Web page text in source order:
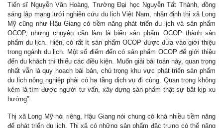
Tiến sĩ Nguyễn Văn Hoàng, Trường Đại học Nguyễn Tất Thành, đồng
sáng lập mạng lưới nghiên cứu du lịch Việt Nam, nhận định thị xã Long
Mỹ cũng như Hậu Giang có tiềm năng phát triển du lịch và sản phẩm
OCOP, nhưng chuyện cần làm là biến sản phẩm OCOP thành sản
phẩm du lịch. Hiện, có rất ít sản phẩm OCOP được đưa vào giới thiệu
trong ngành du lịch. Một số điểm đến có sản phẩm OCOP để giới thiệu
đến du khách thì thiếu các điều kiện. Muốn giải bài toán này, quan trọng
nhất vẫn là quy hoạch bài bản, chú trọng khu vực phát triển sản phẩm
du lịch nông nghiệp phải có hạ tầng dịch vụ đi cùng. Quan trọng không
kém là tìm được người tư vấn, xây dựng sản phẩm thật sự bắt kịp xu
hướng”.
Thị xã Long Mỹ nói riêng, Hậu Giang nói chung có khá nhiều tiềm năng
để phát triển du lịch. Thị xã có những sản phẩm đặc trưng có thể nâng